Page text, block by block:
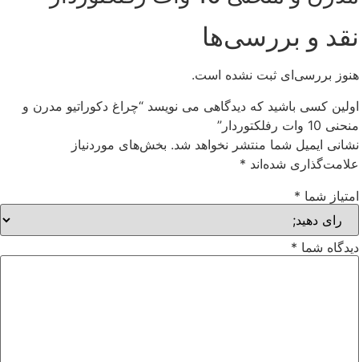
نقد و بررسی‌ها
هنوز بررسی‌ای ثبت نشده است.
اولین کسی باشید که دیدگاهی می نویسد “چراغ دکوراتیو مدرن و
منحنی 10 وات رفلکتوردار”
نشانی ایمیل شما منتشر نخواهد شد. بخش‌های موردنیاز
علامت‌گذاری شده‌اند *
امتیاز شما *
دیدگاه شما *